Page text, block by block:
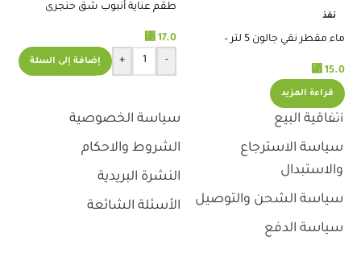
نفذ
ماء مقطر نقي جالون 5 لتر –
⃁ 15.0
قراءة المزيد
طقم عناية أنبوب شق حنجرى
⃁ 17.0
-
+ إضافة إلى السلة
اتفاقية البيع
سياسة الاسترجاع
والاستبدال
سياسة الشحن والتوصيل
سياسة الدفع
سياسة الخصوصية
الشروط والاحكام
النشرة البريدية
الأسئلة الشائعة